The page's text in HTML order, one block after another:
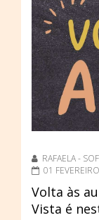
RAFAELA -
01
Volta às
Vista é